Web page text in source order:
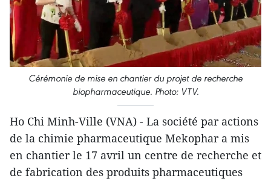
Cérémonie de mise en chantier du projet de recherche
biopharmaceutique. Photo: VTV.
Ho Chi Minh-Ville (VNA) - La société par actions
de la chimie pharmaceutique Mekophar a mis
en chantier le 17 avril un centre de recherche et
de fabrication des produits pharmaceutiques